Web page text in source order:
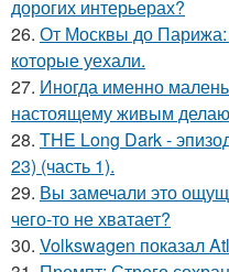
дорогих интерьерах?
26. От Москвы до Парижа:
которые уехали.
27. Иногда именно
настоящему живым
28. THE Long Dark -
23) (часть 1).
29. Вы замечали это
чего-то не хватает?
30. Volkswagen показал